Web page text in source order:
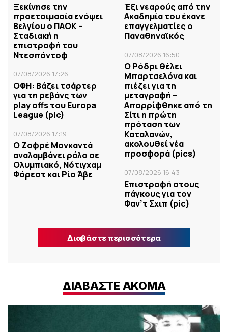
Ξεκίνησε την
προετοιμασία ενόψει
Βελγίου ο ΠΑΟΚ –
Σταδιακή η
επιστροφή του
Ντεσπόντοφ
07/08/2026 17:26
ΟΦΗ: Βάζει τσάρτερ
για τη ρεβάνς των
play offs του Europa
League (pic)
07/08/2026 17:19
Ο Ζοφρέ Μονκαντά
αναλαμβάνει ρόλο σε
Ολυμπιακό, Νότιγχαμ
Φόρεστ και Ρίο Άβε
Έξι νεαρούς από την
Ακαδημία του έκανε
επαγγελματίες ο
Παναθηναϊκός
07/08/2026 16:50
Ο Ρόδρι θέλει
Μπαρτσελόνα και
πιέζει για τη
μεταγραφή –
Απορρίφθηκε από τη
Σίτι η πρώτη
πρόταση των
Καταλανών,
ακολουθεί νέα
προσφορά (pics)
07/08/2026 16:43
Επιστροφή στους
πάγκους για τον
Φαν’τ Σχιπ (pic)
Διαβάστε περισσότερα
ΔΙΑΒΑΣΤΕ ΑΚΟΜΑ